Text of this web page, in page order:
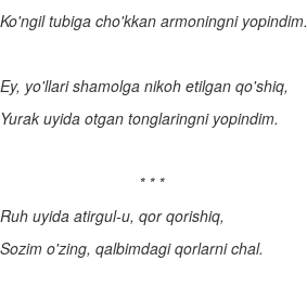
Ko'ngil tubiga cho'kkan armoningni yopindim.
Ey, yo'llari shamolga nikoh etilgan qo'shiq,
Yurak uyida otgan tonglaringni yopindim.
* * *
Ruh uyida atirgul-u, qor qorishiq,
Sozim o'zing, qalbimdagi qorlarni chal.